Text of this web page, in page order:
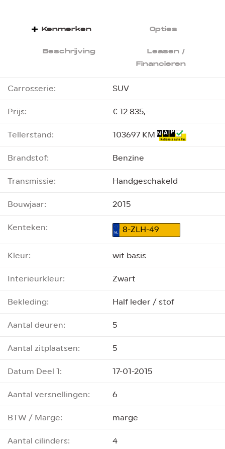
Kenmerken Opties
Beschrijving
Leasen /
Financieren
Carrosserie:
SUV
Prijs:
€ 12.835,-
Tellerstand:
103697 KM
Brandstof:
Benzine
Transmissie:
Handgeschakeld
Bouwjaar:
2015
Kenteken:
8-ZLH-49
Kleur:
wit basis
Interieurkleur:
Zwart
Bekleding:
Half leder / stof
Aantal deuren:
5
Aantal zitplaatsen:
5
Datum Deel 1:
17-01-2015
Aantal versnellingen:
6
BTW / Marge:
marge
Aantal cilinders:
4